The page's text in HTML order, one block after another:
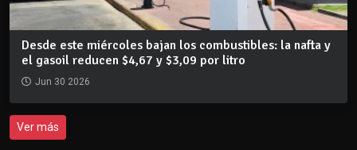
Desde este miércoles bajan los combustibles: la nafta y
el gasoil reducen $4,67 y $3,09 por litro
Jun 30 2026
Ver más